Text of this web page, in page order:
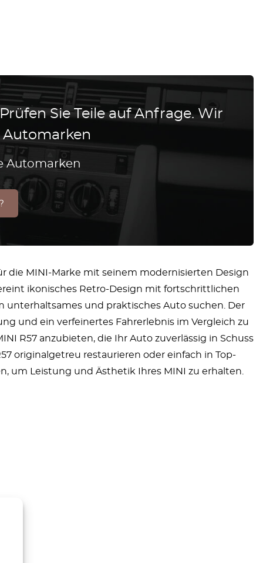
Sie Teile auf Anfrage. Wir
Automarken
Automarken
die MINI-Marke mit seinem modernisierten Design
ikonisches Retro-Design mit fortschrittlichen
unterhaltsames und praktisches Auto suchen. Der
und ein verfeinertes Fahrerlebnis im Vergleich zu
R57 anzubieten, die Ihr Auto zuverlässig in Schuss
originalgetreu restaurieren oder einfach in Top-
um Leistung und Ästhetik Ihres MINI zu erhalten.